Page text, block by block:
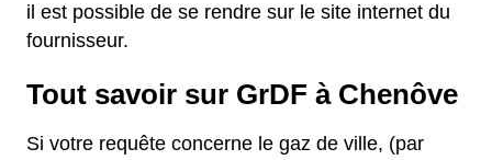
il est possible de se rendre sur le site internet du
fournisseur.
Tout savoir sur GrDF à Chenôve
Si votre requête concerne le gaz de ville, (par